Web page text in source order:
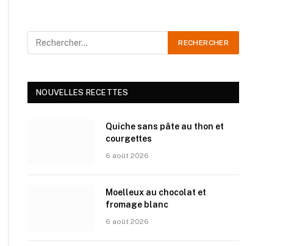
NOUVELLES RECETTES
Quiche sans pâte au thon et
courgettes
6 août 2026
Moelleux au chocolat et
fromage blanc
6 août 2026